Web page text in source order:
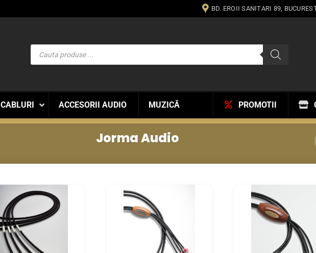
BD. EROII SANITARI 89,
Products
search
CABLURI ACCESORII AUDIO MUZICĂ PROMOTII
Jorma Audio
WISHLIST